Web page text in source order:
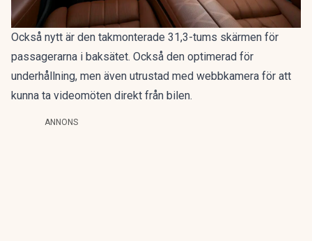
Också nytt är den takmonterade 31,3-tums skärmen för
passagerarna i baksätet. Också den optimerad för
underhållning, men även utrustad med webbkamera för att
kunna ta videomöten direkt från bilen.
ANNONS